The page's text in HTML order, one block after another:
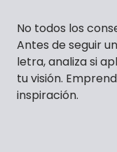
No todos los
Antes de seguir
letra, analiza si
tu visión.
inspiración.